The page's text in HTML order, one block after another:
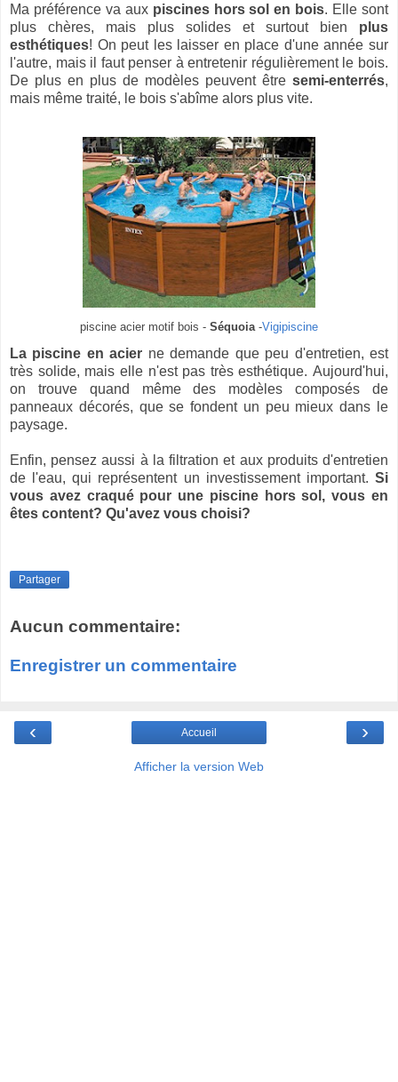
Ma préférence va auxpiscines hors sol en bois. Elle sont
plus chères, mais plus solides et surtout bien plus
esthétiques! On peut les laisser en place d'une année sur
l'autre, mais il faut penser à entretenir régulièrement le bois.
De plus en plus de modèles peuvent être semi-enterrés,
mais même traité, le bois s'abîme alors plus vite.
piscine acier motif bois - Séquoia-Vigipiscine
La piscine en acier ne demande que peu d'entretien, est
très solide, mais elle n'est pas très esthétique. Aujourd'hui,
on trouve quand même des modèles composés de
panneaux décorés, que se fondent un peu mieux dans le
paysage.
Enfin, pensez aussi à la filtration et aux produits d'entretien
de l'eau, qui représentent un investissement important. Si
vous avez craqué pour une piscine hors sol, vous en
êtes content? Qu'avez vous choisi?
Partager
Aucun commentaire:
Enregistrer un commentaire
‹ ›
Accueil
Afficher la version Web